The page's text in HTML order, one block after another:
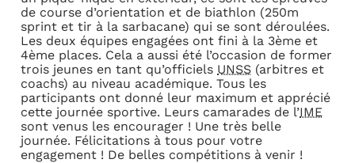
de course d’orientation et de biathlon (250m
sprint et tir à la sarbacane) qui se sont déroulées.
Les deux équipes engagées ont fini à la 3ème et
4ème places. Cela a aussi été l’occasion de former
trois jeunes en tant qu’officiels UNSS (arbitres et
coachs) au niveau académique. Tous les
participants ont donné leur maximum et apprécié
cette journée sportive. Leurs camarades de l’IME
sont venus les encourager ! Une très belle
journée. Félicitations à tous pour votre
engagement ! De belles compétitions à venir !